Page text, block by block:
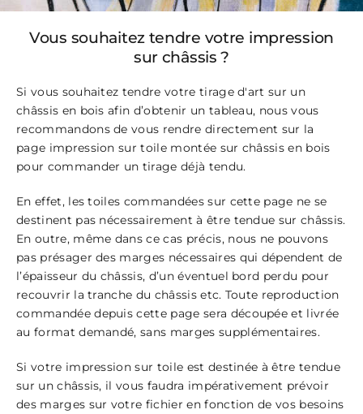
Vous souhaitez tendre votre impression
sur châssis ?
Si vous souhaitez tendre votre tirage d'art sur un
châssis en bois afin d’obtenir un tableau, nous vous
recommandons de vous rendre directement sur la
page impression sur toile montée sur châssis en bois
pour commander un tirage déjà tendu.
En effet, les toiles commandées sur cette page ne se
destinent pas nécessairement à être tendue sur châssis.
En outre, même dans ce cas précis, nous ne pouvons
pas présager des marges nécessaires qui dépendent de
l’épaisseur du châssis, d’un éventuel bord perdu pour
recouvrir la tranche du châssis etc. Toute reproduction
commandée depuis cette page sera découpée et livrée
au format demandé, sans marges supplémentaires.
Si votre impression sur toile est destinée à être tendue
sur un châssis, il vous faudra impérativement prévoir
des marges sur votre fichier en fonction de vos besoins